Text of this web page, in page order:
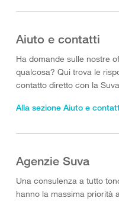
Aiuto e contatti
Ha domande sulle nostre
qualcosa? Qui trova le
contatto diretto con la
Alla sezione Aiuto e
Agenzie Suva
Una consulenza a tutto
hanno la massima priorità